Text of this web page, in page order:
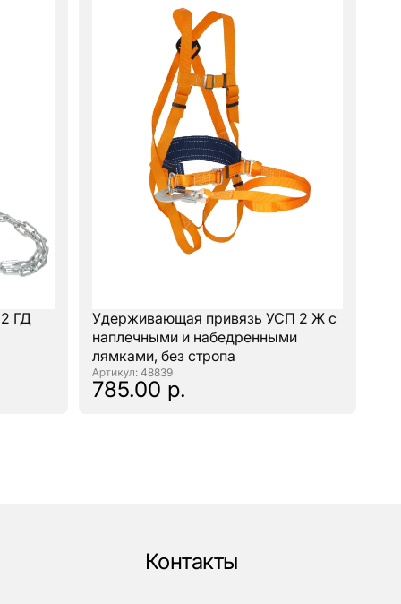
ГД
Удерживающая привязь УСП 2 Ж с
наплечными и набедренными
лямками, без стропа
: 48839
785.00 р.
Контакты